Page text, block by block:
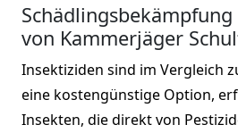
von Kammerjäger
Insektiziden sind im Vergleich
eine kostengünstige Option,
Insekten, die direkt von